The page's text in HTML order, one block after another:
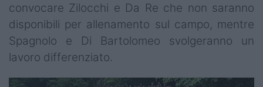
convocare Zilocchi e Da Re che non saranno
disponibili per allenamento sul campo, mentre
Spagnolo e Di Bartolomeo svolgeranno un
lavoro differenziato.